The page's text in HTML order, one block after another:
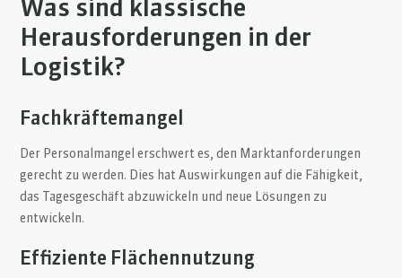
Was sind klassische
Herausforderungen in der
Logistik?
Fachkräftemangel
Der Personalmangel erschwert es, den Marktanforderungen
gerecht zu werden. Dies hat Auswirkungen auf die Fähigkeit,
das Tagesgeschäft abzuwickeln und neue Lösungen zu
entwickeln.
Effiziente Flächennutzung